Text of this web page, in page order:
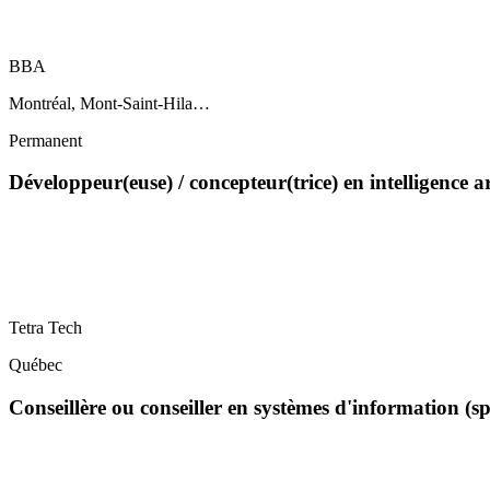
BBA
Montréal, Mont-Saint-Hila…
Permanent
Développeur(euse) / concepteur(trice) en intelligence
Tetra Tech
Québec
Conseillère ou conseiller en systèmes d'information